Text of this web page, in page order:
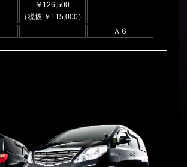
￥126,500
（税抜 ￥115,000）
Ａ６